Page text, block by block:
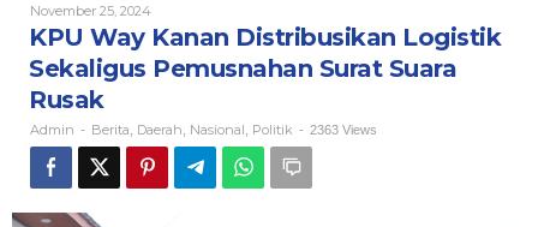
Logistik
Sekaligus
Pemusnahan
Rusak
November 25, 2024By
Admin
KPU Way Kanan Distribusikan Logistik
Sekaligus Pemusnahan Surat Suara
Rusak
Admin - Berita Daerah Nasional Politik - 2363 Views